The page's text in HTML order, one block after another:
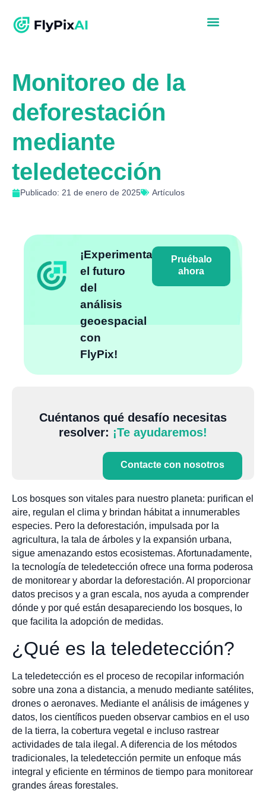
Monitoreo de la
deforestación
mediante
teledetección
Publicado: 21 de enero de 2025 Artículos
¡Experimenta
el futuro
del
análisis
geoespacial
con
FlyPix!
Pruébalo
ahora
Cuéntanos qué desafío necesitas
resolver: ¡Te ayudaremos!
Contacte con nosotros
Los bosques son vitales para nuestro planeta: purifican el
aire, regulan el clima y brindan hábitat a innumerables
especies. Pero la deforestación, impulsada por la
agricultura, la tala de árboles y la expansión urbana,
sigue amenazando estos ecosistemas. Afortunadamente,
la tecnología de teledetección ofrece una forma poderosa
de monitorear y abordar la deforestación. Al proporcionar
datos precisos y a gran escala, nos ayuda a comprender
dónde y por qué están desapareciendo los bosques, lo
que facilita la adopción de medidas.
¿Qué es la teledetección?
La teledetección es el proceso de recopilar información
sobre una zona a distancia, a menudo mediante satélites,
drones o aeronaves. Mediante el análisis de imágenes y
datos, los científicos pueden observar cambios en el uso
de la tierra, la cobertura vegetal e incluso rastrear
actividades de tala ilegal. A diferencia de los métodos
tradicionales, la teledetección permite un enfoque más
integral y eficiente en términos de tiempo para monitorear
grandes áreas forestales.